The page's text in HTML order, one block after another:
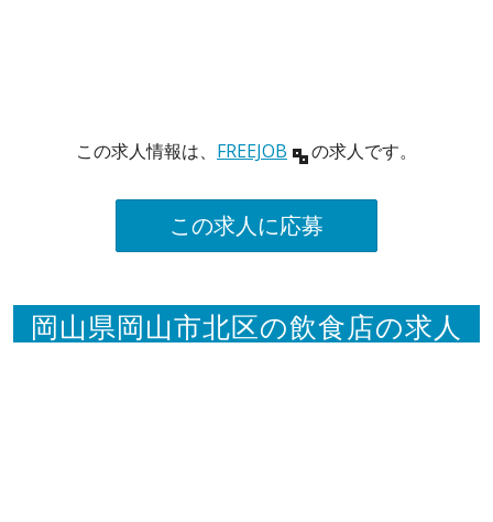
この求人情報は、 FREEJOB の求人です。
この求人に応募
岡山県岡山市北区の飲食店の求人